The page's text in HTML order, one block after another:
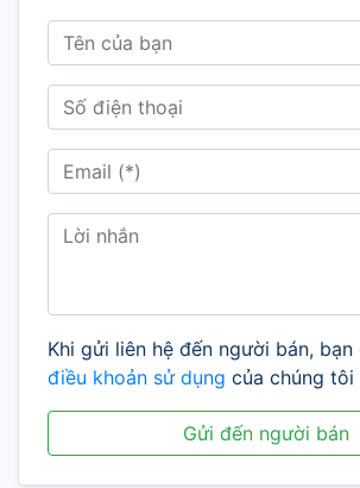
Khi gửi liên hệ đến người bán, bạn
điều khoản sử dụng của chúng tôi
Gửi đến người bán